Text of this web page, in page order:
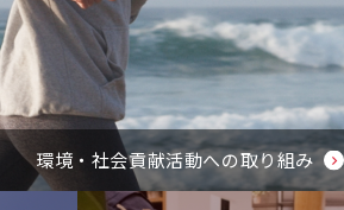
環境・社会貢献活動への取り組み